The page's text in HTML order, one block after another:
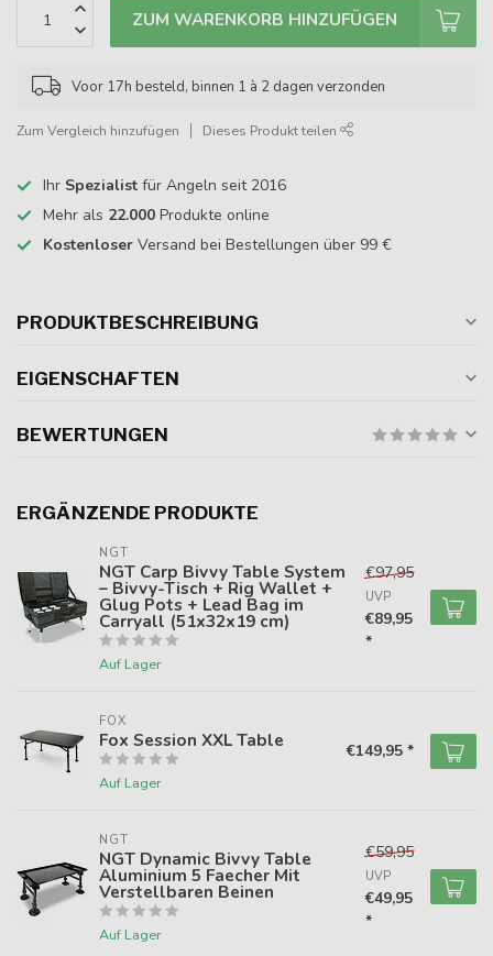
ZUM WARENKORB HINZUFÜGEN
Voor 17h besteld, binnen 1 à 2 dagen verzonden
Zum Vergleich hinzufügen Dieses Produkt teilen
Ihr Spezialist für Angeln seit 2016
Mehr als 22.000 Produkte online
Kostenloser Versand bei Bestellungen über 99 €
PRODUKTBESCHREIBUNG
EIGENSCHAFTEN
BEWERTUNGEN
ERGÄNZENDE PRODUKTE
NGT
NGT Carp Bivvy Table System
– Bivvy-Tisch + Rig Wallet +
Glug Pots + Lead Bag im
Carryall (51x32x19 cm)
Auf Lager
€97,95
UVP
€89,95
*
FOX
Fox Session XXL Table
Auf Lager
€149,95 *
NGT
NGT Dynamic Bivvy Table
Aluminium 5 Faecher Mit
Verstellbaren Beinen
Auf Lager
€59,95
UVP
€49,95
*